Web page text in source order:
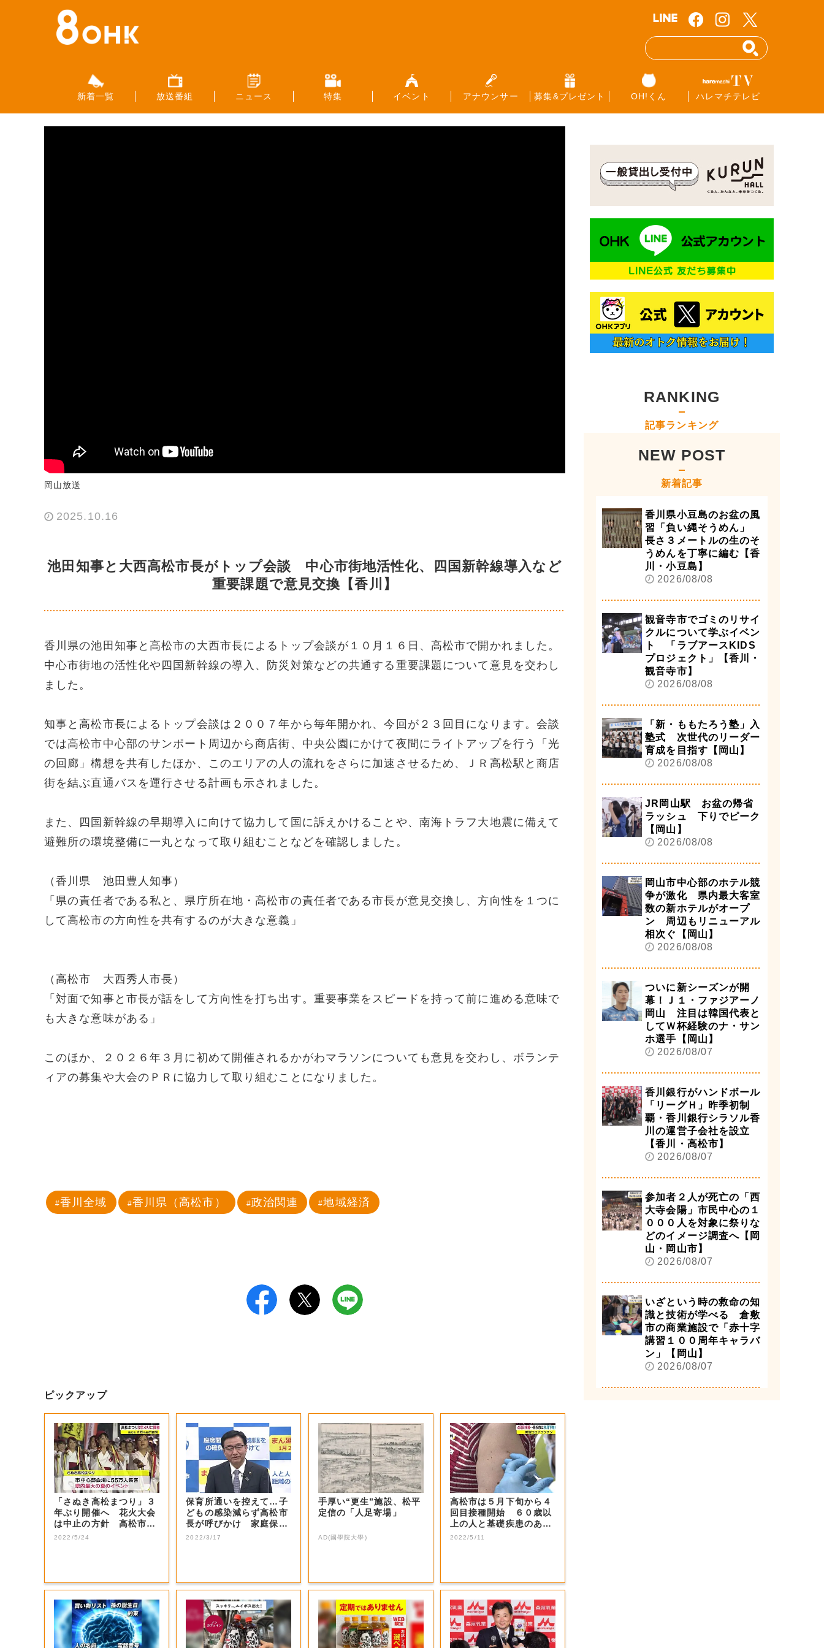
新着一覧 放送番組 ニュース 特集 イベント アナウンサー 募集&プレゼント OH!くん ハレマチテレビ
岡山放送
2025.10.16
池田知事と大西高松市長がトップ会談 中心市街地活性化、四国新幹線導入など
重要課題で意見交換【香川】
香川県の池田知事と高松市の大西市長によるトップ会談が１０月１６日、高松市で開かれました。
中心市街地の活性化や四国新幹線の導入、防災対策などの共通する重要課題について意見を交わし
ました。
知事と高松市長によるトップ会談は２００７年から毎年開かれ、今回が２３回目になります。会談
では高松市中心部のサンポート周辺から商店街、中央公園にかけて夜間にライトアップを行う「光
の回廊」構想を共有したほか、このエリアの人の流れをさらに加速させるため、ＪＲ高松駅と商店
街を結ぶ直通バスを運行させる計画も示されました。
また、四国新幹線の早期導入に向けて協力して国に訴えかけることや、南海トラフ大地震に備えて
避難所の環境整備に一丸となって取り組むことなどを確認しました。
（香川県 池田豊人知事）
「県の責任者である私と、県庁所在地・高松市の責任者である市長が意見交換し、方向性を１つに
して高松市の方向性を共有するのが大きな意義」
（高松市 大西秀人市長）
「対面で知事と市長が話をして方向性を打ち出す。重要事業をスピードを持って前に進める意味で
も大きな意味がある」
このほか、２０２６年３月に初めて開催されるかがわマラソンについても意見を交わし、ボランテ
ィアの募集や大会のＰＲに協力して取り組むことになりました。
香川全域 香川県（高松市） 政治関連 地域経済
ピックアップ
「さぬき高松まつり」３
年ぶり開催へ 花火大会
は中止の方針 高松市長
意向示す【香川...
2022/5/24
保育所通いを控えて…子
どもの感染減らず高松市
長が呼びかけ 家庭保育
に協力を【香川...
2022/3/17
手厚い“更生”施設、松平
定信の「人足寄場」
AD(國學院大學)
高松市は５月下旬から４
回目接種開始 ６０歳以
上の人と基礎疾患のある
人が対象【香川...
2022/5/11
RANKING
記事ランキング
NEW POST
新着記事
香川県小豆島のお盆の風
習「負い縄そうめん」
長さ３メートルの生のそ
うめんを丁寧に編む【香
川・小豆島】
2026/08/08
観音寺市でゴミのリサイ
クルについて学ぶイベン
ト 「ラブアースKIDS
プロジェクト」【香川・
観音寺市】
2026/08/08
「新・ももたろう塾」入
塾式 次世代のリーダー
育成を目指す【岡山】
2026/08/08
JR岡山駅 お盆の帰省
ラッシュ 下りでピーク
【岡山】
2026/08/08
岡山市中心部のホテル競
争が激化 県内最大客室
数の新ホテルがオープ
ン 周辺もリニューアル
相次ぐ【岡山】
2026/08/08
ついに新シーズンが開
幕！Ｊ１・ファジアーノ
岡山 注目は韓国代表と
してＷ杯経験のナ・サン
ホ選手【岡山】
2026/08/07
香川銀行がハンドボール
「リーグＨ」昨季初制
覇・香川銀行シラソル香
川の運営子会社を設立
【香川・高松市】
2026/08/07
参加者２人が死亡の「西
大寺会陽」市民中心の１
０００人を対象に祭りな
どのイメージ調査へ【岡
山・岡山市】
2026/08/07
いざという時の救命の知
識と技術が学べる 倉敷
市の商業施設で「赤十字
講習１００周年キャラバ
ン」【岡山】
2026/08/07